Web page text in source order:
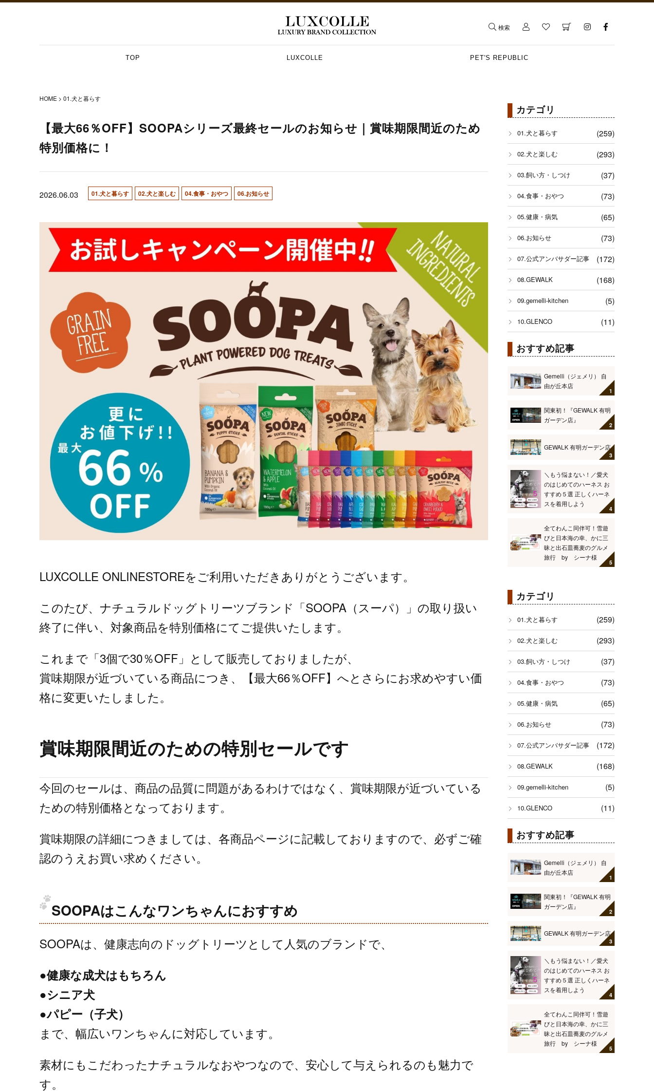
検索
TOP LUXCOLLE PET'S REPUBLIC
HOME 01.犬と暮らす
【最大66％OFF】SOOPAシリーズ最終セールのお知らせ｜賞味期限間近のため
特別価格に！
2026.06.03 01.犬と暮らす 02.犬と楽しむ 04.食事・おやつ 06.お知らせ
LUXCOLLE ONLINESTOREをご利用いただきありがとうございます。
このたび、ナチュラルドッグトリーツブランド「SOOPA（スーパ）」の取り扱い
終了に伴い、対象商品を特別価格にてご提供いたします。
これまで「3個で30％OFF」として販売しておりましたが、
賞味期限が近づいている商品につき、【最大66％OFF】へとさらにお求めやすい価
格に変更いたしました。
賞味期限間近のための特別セールです
今回のセールは、商品の品質に問題があるわけではなく、賞味期限が近づいている
ための特別価格となっております。
賞味期限の詳細につきましては、各商品ページに記載しておりますので、必ずご確
認のうえお買い求めください。
SOOPAはこんなワンちゃんにおすすめ
SOOPAは、健康志向のドッグトリーツとして人気のブランドで、
●健康な成犬はもちろん
●シニア犬
●パピー（子犬）
まで、幅広いワンちゃんに対応しています。
素材にもこだわったナチュラルなおやつなので、安心して与えられるのも魅力で
す。
カテゴリ
01.犬と暮らす (259)
02.犬と楽しむ (293)
03.飼い方・しつけ (37)
04.食事・おやつ (73)
05.健康・病気 (65)
06.お知らせ (73)
07.公式アンバサダー記事 (172)
08.GEWALK (168)
09.gemelli-kitchen (5)
10.GLENCO (11)
おすすめ記事
Gemelli（ジェメリ） 自
由が丘本店
関東初！『GEWALK 有明
ガーデン店』
GEWALK 有明ガーデン店
＼もう悩まない！／愛犬
のはじめてのハーネス お
すすめ５選 正しくハーネ
スを着用しよう
全てわんこ同伴可！雪遊
びと日本海の幸、かに三
昧と出石皿蕎麦のグルメ
旅行 by シーナ様
カテゴリ
01.犬と暮らす (259)
02.犬と楽しむ (293)
03.飼い方・しつけ (37)
04.食事・おやつ (73)
05.健康・病気 (65)
06.お知らせ (73)
07.公式アンバサダー記事 (172)
08.GEWALK (168)
09.gemelli-kitchen (5)
10.GLENCO (11)
おすすめ記事
Gemelli（ジェメリ） 自
由が丘本店
関東初！『GEWALK 有明
ガーデン店』
GEWALK 有明ガーデン店
＼もう悩まない！／愛犬
のはじめてのハーネス お
すすめ５選 正しくハーネ
スを着用しよう
全てわんこ同伴可！雪遊
びと日本海の幸、かに三
昧と出石皿蕎麦のグルメ
旅行 by シーナ様